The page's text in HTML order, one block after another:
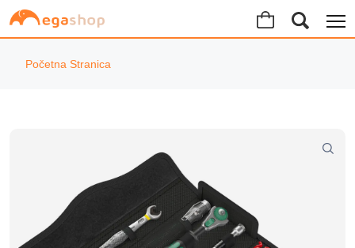
Početna Stranica